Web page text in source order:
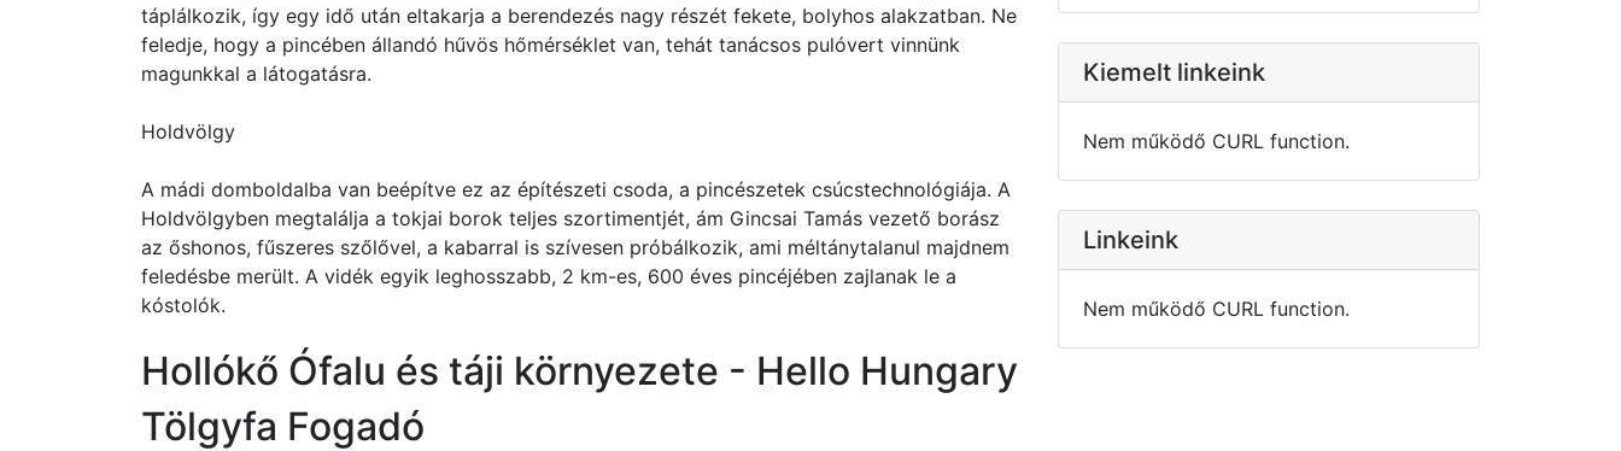
táplálkozik, így egy idő után eltakarja a berendezés nagy részét fekete, bolyhos alakzatban. Ne
feledje, hogy a pincében állandó hűvös hőmérséklet van, tehát tanácsos pulóvert vinnünk
magunkkal a látogatásra.
Holdvölgy
A mádi domboldalba van beépítve ez az építészeti csoda, a pincészetek csúcstechnológiája. A
Holdvölgyben megtalálja a tokjai borok teljes szortimentjét, ám Gincsai Tamás vezető borász
az őshonos, fűszeres szőlővel, a kabarral is szívesen próbálkozik, ami méltánytalanul majdnem
feledésbe merült. A vidék egyik leghosszabb, 2 km-es, 600 éves pincéjében zajlanak le a
kóstolók.
Hollókő Ófalu és táji környezete - Hello Hungary
Tölgyfa Fogadó
Kiemelt linkeink
Nem működő CURL function.
Linkeink
Nem működő CURL function.